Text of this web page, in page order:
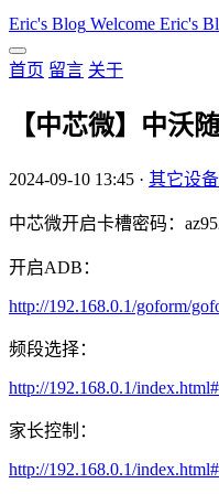
Eric's Blog Welcome Eric's
首页 留言 关于
【中芯微】中沃
2024-09-10 13:45 · 其它设备
中芯微开启卡槽密码：
开启ADB：
http://192.168.0.1/goform/
频段选择：
http://192.168.0.1/
家长控制：
http://192.168.0.1/